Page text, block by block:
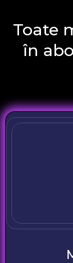
Toate
în